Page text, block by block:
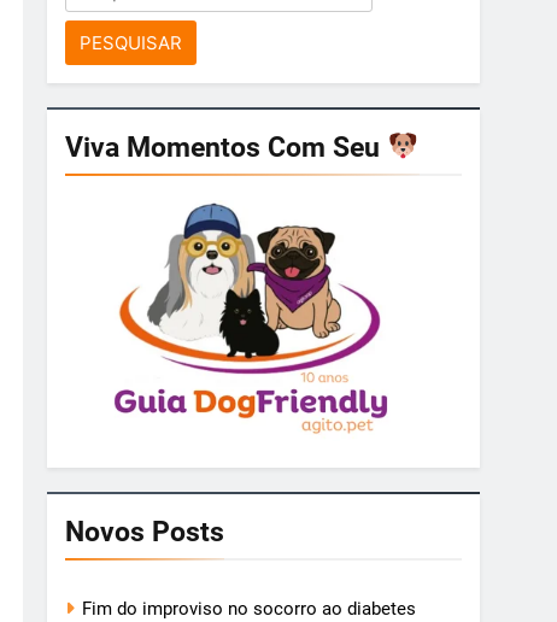
por:
Viva Momentos Com Seu
Novos Posts
Fim do improviso no socorro ao diabetes